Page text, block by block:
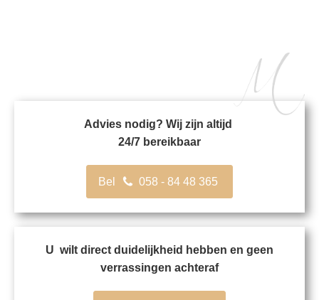
Advies nodig? Wij zijn altijd
24/7 bereikbaar
Bel 058 - 84 48 365
U wilt direct duidelijkheid hebben en geen
verrassingen achteraf